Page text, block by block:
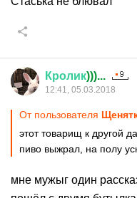
Кролик)))...
12:41, 05.03.2018
От пользователя
этот товарищ к другой
пиво выжрал, на полу
мне мужыг один